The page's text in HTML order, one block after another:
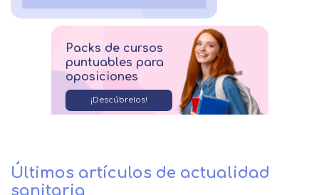
Packs de cursos
puntuables para
oposiciones
¡Descúbrelos!
Últimos artículos de actualidad
sanitaria